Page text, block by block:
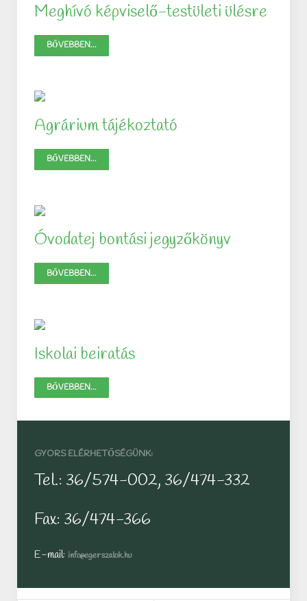
Meghívó képviselő-testületi ülésre
BŐVEBBEN...
Agrárium tájékoztató
BŐVEBBEN...
Óvodatej bontási jegyzőkönyv
BŐVEBBEN...
Iskolai beiratás
BŐVEBBEN...
GYORS ELÉRHETŐSÉGÜNK:
Tel.: 36/574-002, 36/474-332
Fax: 36/474-366
E-mail: info@egerszalok.hu